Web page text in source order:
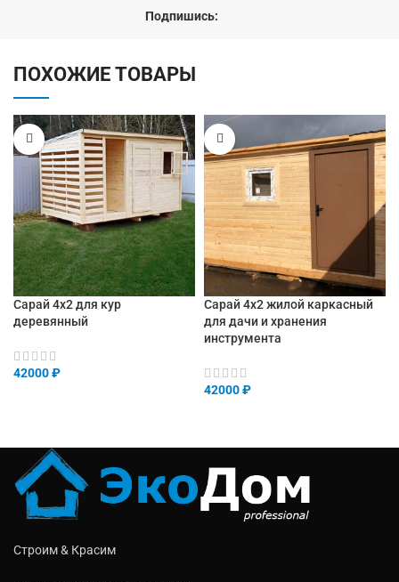
Подпишись:
ПОХОЖИЕ ТОВАРЫ
Сарай 4х2 для кур
деревянный
42000₽
Сарай 4х2 жилой каркасный
для дачи и хранения
инструмента
42000₽
Строим & Красим